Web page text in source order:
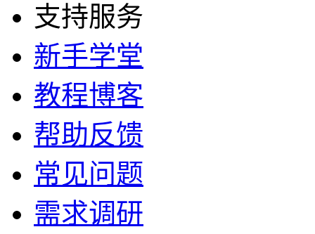
支持服务
新手学堂
教程博客
帮助反馈
常见问题
需求调研